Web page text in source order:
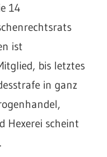
14
ist
bis letztes
in ganz
Hexerei scheint